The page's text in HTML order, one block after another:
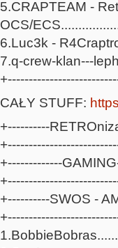
5.CRAPTEAM -
OCS/
6.Luc3k -
7.q-crew-klan---
CAŁY STUFF:
+----------
+-------------
+----------SWOS -